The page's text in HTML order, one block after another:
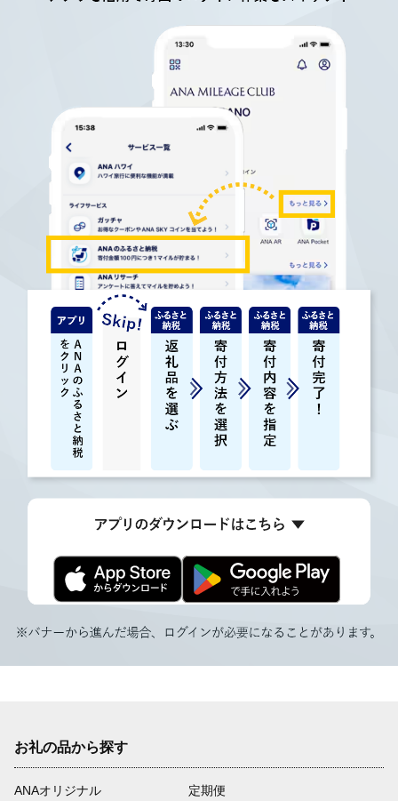
お礼の品から探す
ANAオリジナル
定期便